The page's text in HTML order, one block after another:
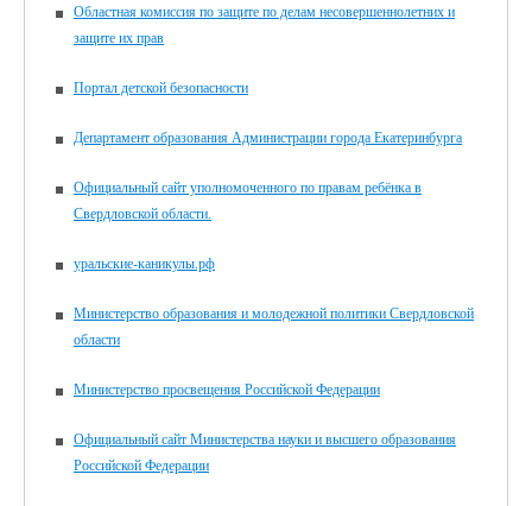
Областная комиссия по защите по делам несовершеннолетних и
защите их прав
Портал детской безопасности
Департамент образования Администрации города Екатеринбурга
Официальный сайт уполномоченного по правам ребёнка в
Свердловской области.
уральские-каникулы.рф
Министерство образования и молодежной политики Свердловской
области
Министерство просвещения Российской Федерации
Официальный сайт Министерства науки и высшего образования
Российской Федерации